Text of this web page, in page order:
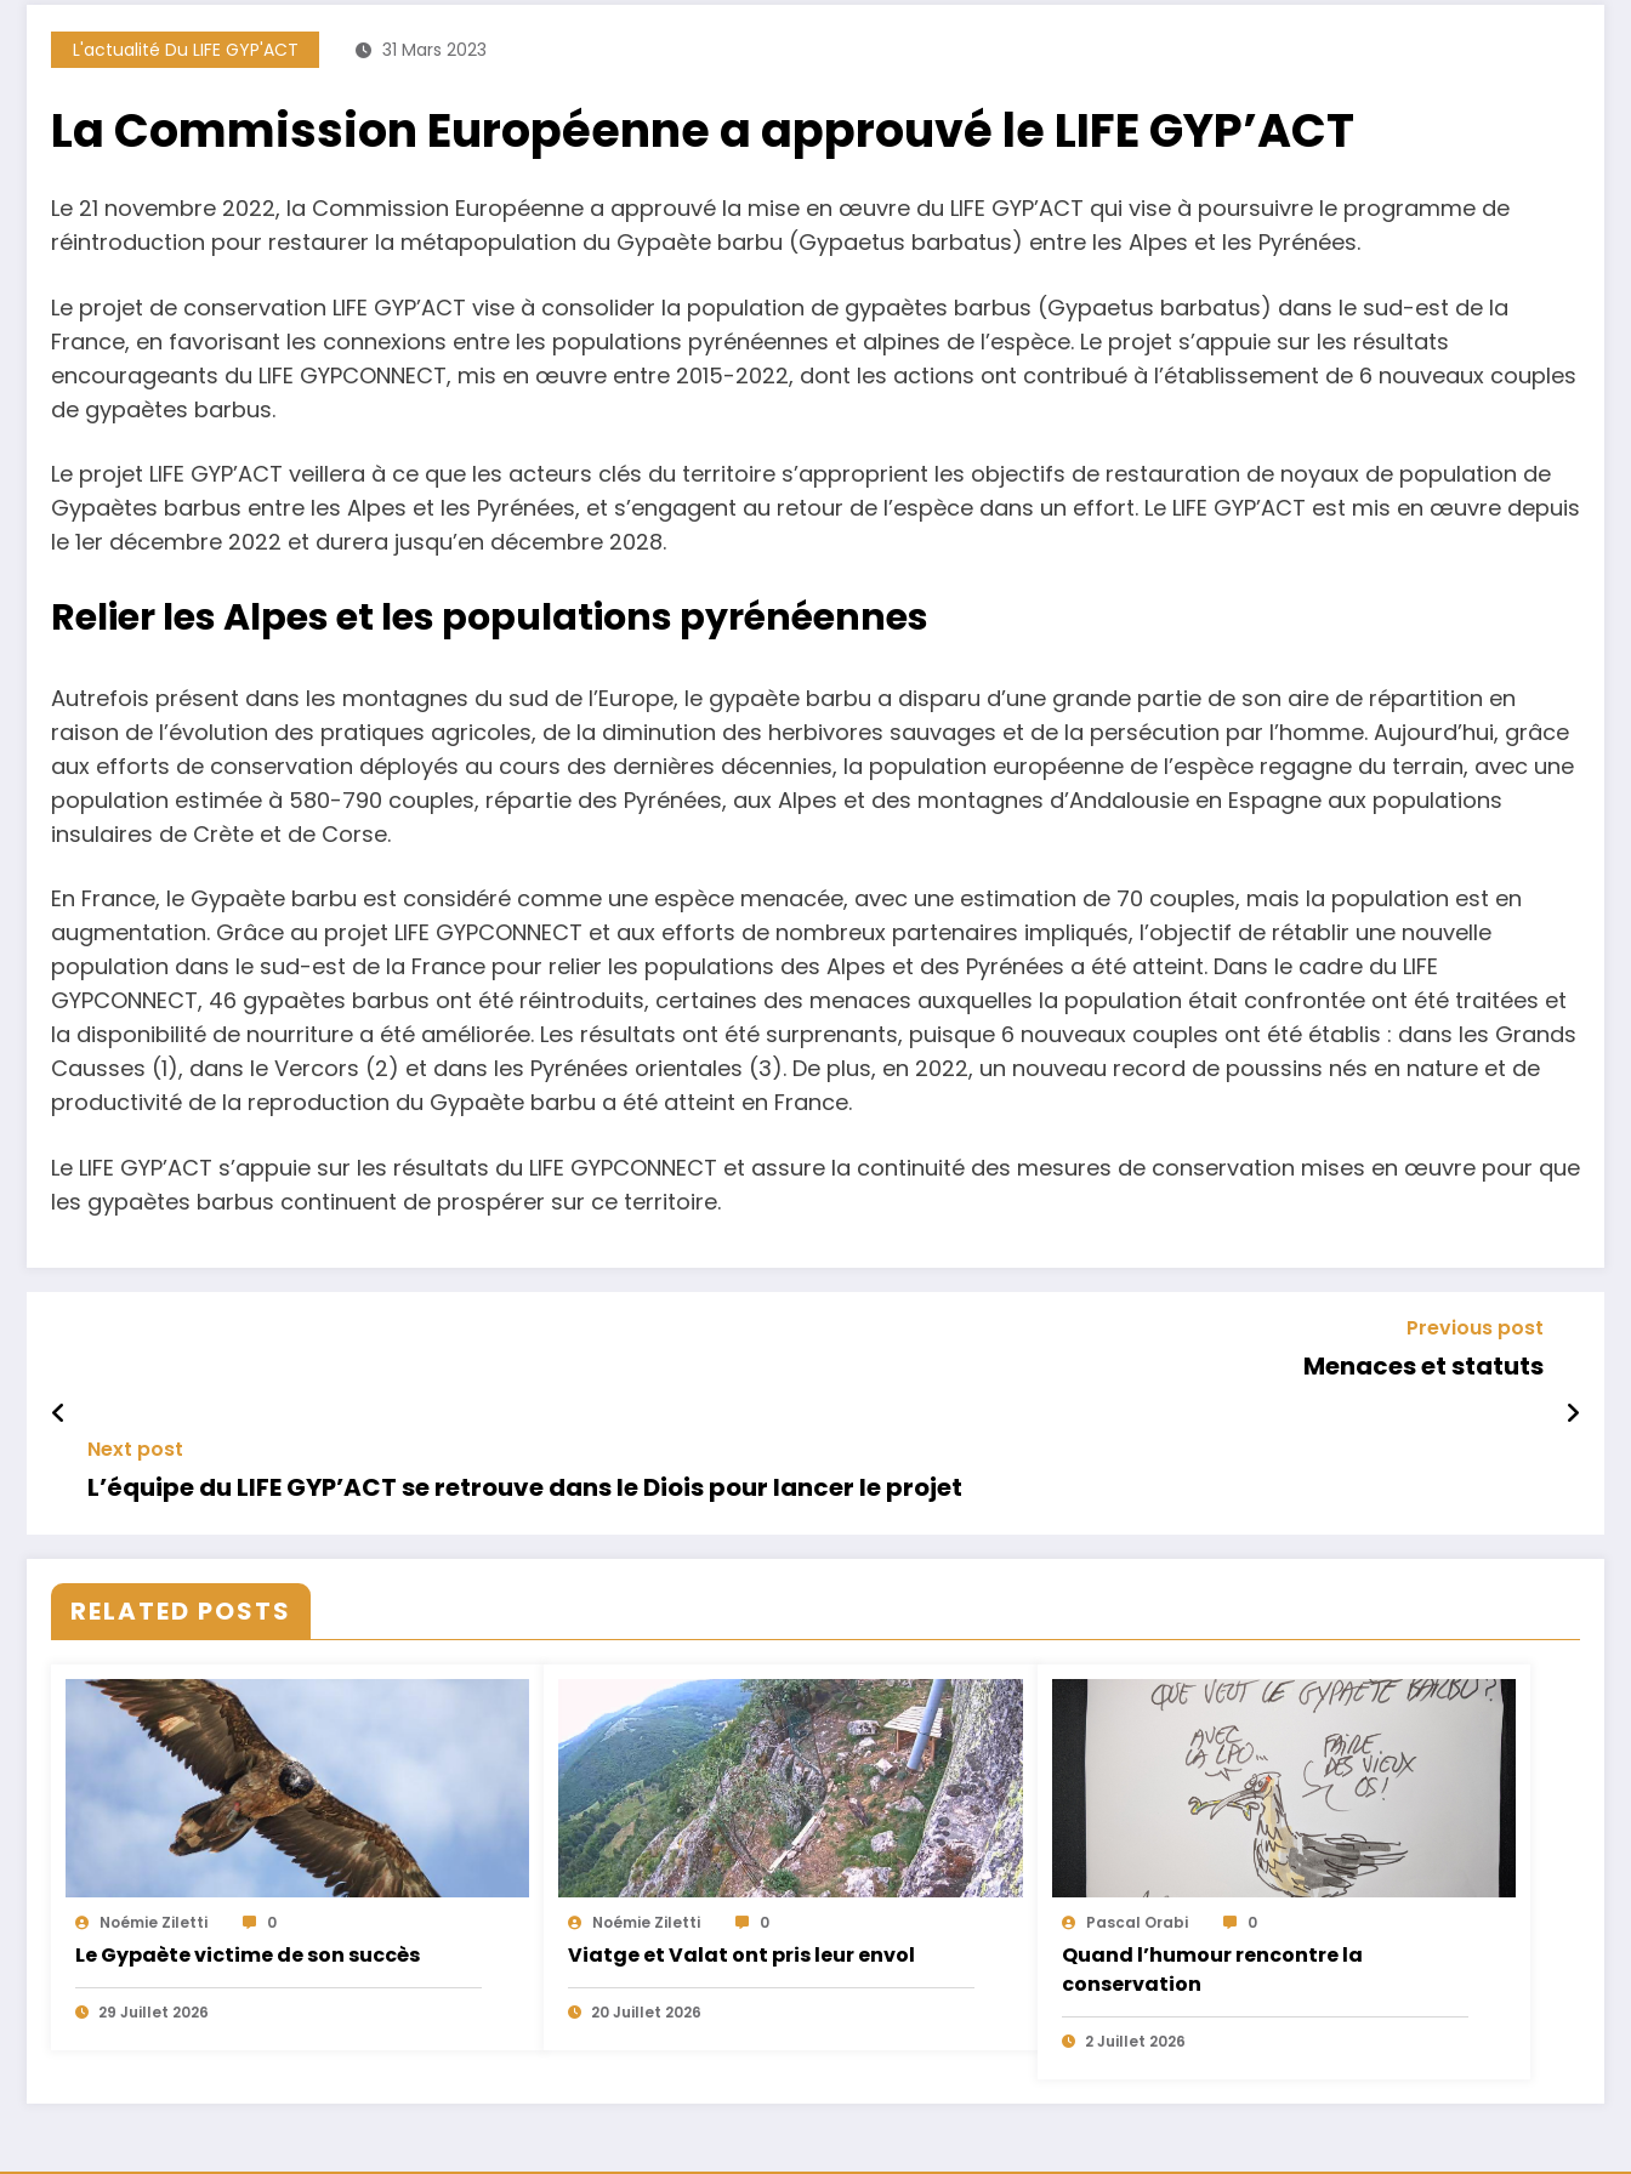
L'actualité Du LIFE GYP'ACT 31 Mars 2023
La Commission Européenne a approuvé le LIFE GYP’ACT
Le 21 novembre 2022, la Commission Européenne a approuvé la mise en œuvre du LIFE GYP’ACT qui vise à poursuivre le programme de
réintroduction pour restaurer la métapopulation du Gypaète barbu (Gypaetus barbatus) entre les Alpes et les Pyrénées.
Le projet de conservation LIFE GYP’ACT vise à consolider la population de gypaètes barbus (Gypaetus barbatus) dans le sud-est de la
France, en favorisant les connexions entre les populations pyrénéennes et alpines de l’espèce. Le projet s’appuie sur les résultats
encourageants du LIFE GYPCONNECT, mis en œuvre entre 2015-2022, dont les actions ont contribué à l’établissement de 6 nouveaux couples
de gypaètes barbus.
Le projet LIFE GYP’ACT veillera à ce que les acteurs clés du territoire s’approprient les objectifs de restauration de noyaux de population de
Gypaètes barbus entre les Alpes et les Pyrénées, et s’engagent au retour de l’espèce dans un effort. Le LIFE GYP’ACT est mis en œuvre depuis
le 1er décembre 2022 et durera jusqu’en décembre 2028.
Relier les Alpes et les populations pyrénéennes
Autrefois présent dans les montagnes du sud de l’Europe, le gypaète barbu a disparu d’une grande partie de son aire de répartition en
raison de l’évolution des pratiques agricoles, de la diminution des herbivores sauvages et de la persécution par l’homme. Aujourd’hui, grâce
aux efforts de conservation déployés au cours des dernières décennies, la population européenne de l’espèce regagne du terrain, avec une
population estimée à 580-790 couples, répartie des Pyrénées, aux Alpes et des montagnes d’Andalousie en Espagne aux populations
insulaires de Crète et de Corse.
En France, le Gypaète barbu est considéré comme une espèce menacée, avec une estimation de 70 couples, mais la population est en
augmentation. Grâce au projet LIFE GYPCONNECT et aux efforts de nombreux partenaires impliqués, l’objectif de rétablir une nouvelle
population dans le sud-est de la France pour relier les populations des Alpes et des Pyrénées a été atteint. Dans le cadre du LIFE
GYPCONNECT, 46 gypaètes barbus ont été réintroduits, certaines des menaces auxquelles la population était confrontée ont été traitées et
la disponibilité de nourriture a été améliorée. Les résultats ont été surprenants, puisque 6 nouveaux couples ont été établis : dans les Grands
Causses (1), dans le Vercors (2) et dans les Pyrénées orientales (3). De plus, en 2022, un nouveau record de poussins nés en nature et de
productivité de la reproduction du Gypaète barbu a été atteint en France.
Le LIFE GYP’ACT s’appuie sur les résultats du LIFE GYPCONNECT et assure la continuité des mesures de conservation mises en œuvre pour que
les gypaètes barbus continuent de prospérer sur ce territoire.
Previous post
Menaces et statuts
Next post
L’équipe du LIFE GYP’ACT se retrouve dans le Diois pour lancer le projet
RELATED POSTS
Noémie Ziletti 0
Le Gypaète victime de son succès
29 Juillet 2026
Noémie Ziletti 0
Viatge et Valat ont pris leur envol
20 Juillet 2026
Pascal Orabi 0
Quand l’humour rencontre la
conservation
2 Juillet 2026